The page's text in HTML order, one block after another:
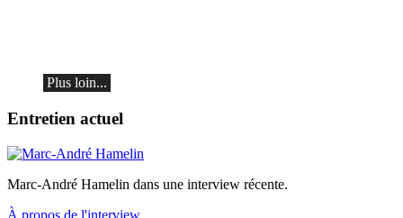
Plus loin...
Entretien actuel
Marc-André Hamelin dans une interview récente.
À propos de l'interview